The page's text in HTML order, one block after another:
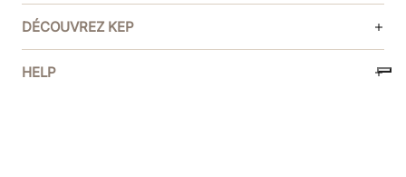
DÉCOUVREZ KEP
HELP